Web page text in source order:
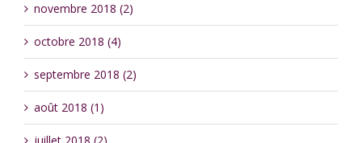
novembre 2018 (2)
octobre 2018 (4)
septembre 2018 (2)
août 2018 (1)